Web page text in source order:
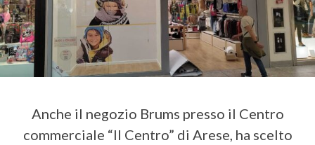
Anche il negozio Brums presso il Centro
commerciale “Il Centro” di Arese, ha scelto